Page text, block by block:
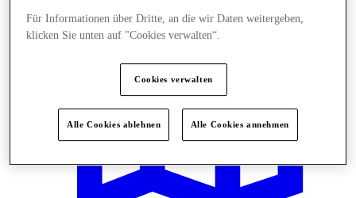
Für Informationen über Dritte, an die wir Daten weitergeben,
klicken Sie unten auf "Cookies verwalten“.
Cookies verwalten
Alle Cookies ablehnen Alle Cookies annehmen